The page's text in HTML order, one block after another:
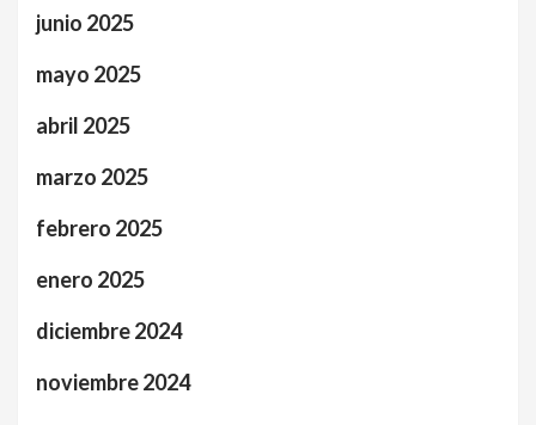
junio 2025
mayo 2025
abril 2025
marzo 2025
febrero 2025
enero 2025
diciembre 2024
noviembre 2024